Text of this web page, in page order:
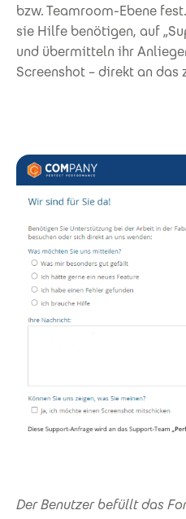
bzw. Teamroom-Ebene
sie Hilfe benötigen, auf
und übermitteln ihr
Screenshot – direkt an das
Der Benutzer befüllt das